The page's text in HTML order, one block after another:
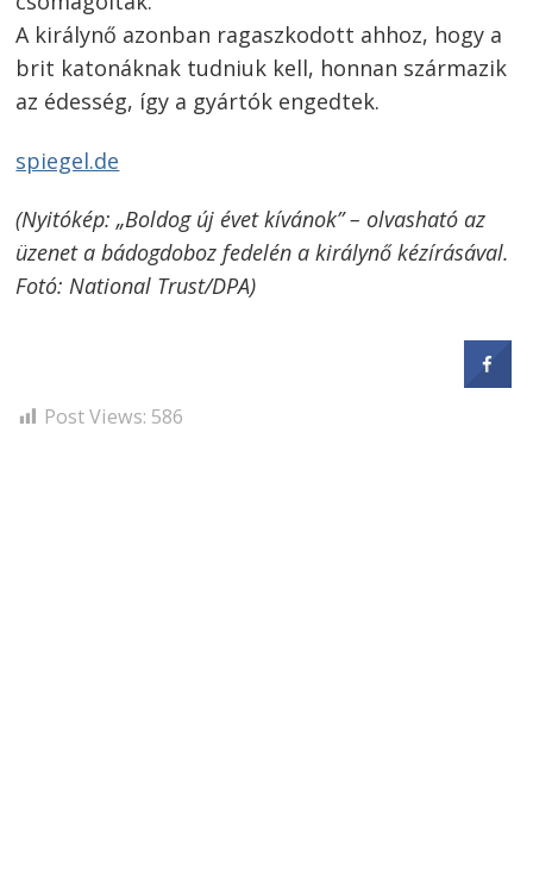
A királynő azonban ragaszkodott ahhoz, hogy a
brit katonáknak tudniuk kell, honnan származik
az édesség, így a gyártók engedtek.
spiegel.de
(Nyitókép: „Boldog új évet kívánok” – olvasható az
üzenet a bádogdoboz fedelén a királynő kézírásával.
Fotó: National Trust/DPA)
Post Views: 586
Bejegyzés
navigáció